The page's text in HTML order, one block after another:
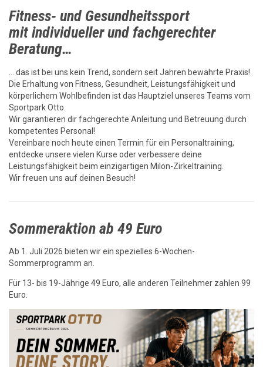
Fitness- und Gesundheitssport
mit individueller und fachgerechter
Beratung…
… das ist bei uns kein Trend, sondern seit Jahren bewährte Praxis!
Die Erhaltung von Fitness, Gesundheit, Leistungsfähigkeit und
körperlichem Wohlbefinden ist das Hauptziel unseres Teams vom
Sportpark Otto.
Wir garantieren dir fachgerechte Anleitung und Betreuung durch
kompetentes Personal!
Vereinbare noch heute einen Termin für ein Personaltraining,
entdecke unsere vielen Kurse oder verbessere deine
Leistungsfähigkeit beim einzigartigen Milon-Zirkeltraining.
Wir freuen uns auf deinen Besuch!
Sommeraktion ab 49 Euro
Ab 1. Juli 2026 bieten wir ein spezielles 6-Wochen-
Sommerprogramm an.
Für 13- bis 19-Jährige 49 Euro, alle anderen Teilnehmer zahlen 99
Euro.